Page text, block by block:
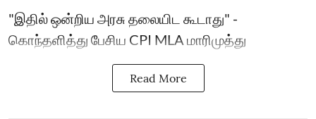
"இதில் ஒன்றிய அரசு தலையிட கூடாது" -
கொந்தளித்து பேசிய CPI MLA மாரிமுத்து
Read More